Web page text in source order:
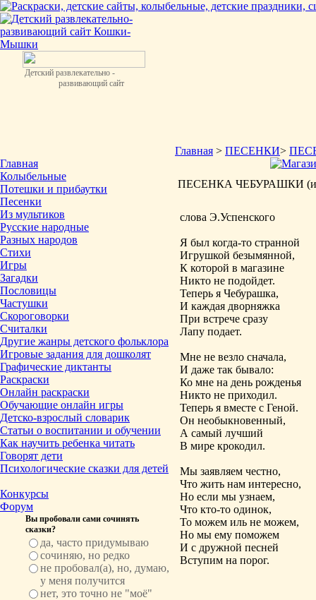
Детский развлекательно -
развивающий сайт
Главная
Колыбельные
Потешки и прибаутки
Песенки
Из мультиков
Русские народные
Разных народов
Стихи
Игры
Загадки
Пословицы
Частушки
Скороговорки
Считалки
Другие жанры детского фольклора
Игровые задания для дошколят
Графические диктанты
Раскраски
Онлайн раскраски
Обучающие онлайн игры
Детско-взрослый словарик
Статьи о воспитании и обучении
Как научить ребенка читать
Говорят дети
Психологические сказки для детей
Конкурсы
Форум
Вы пробовали сами сочинять
сказки?
да, часто придумываю
сочиняю, но редко
не пробовал(а), но, думаю,
у меня получится
нет, это точно не "моё"
Главная > ПЕСЕНКИ>
ПЕСЕНКА ЧЕБУРАШКИ (из
слова Э.Успенского
Я был когда-то странной
Игрушкой безымянной,
К которой в магазине
Никто не подойдет.
Теперь я Чебурашка,
И каждая дворняжка
При встрече сразу
Лапу подает.
Мне не везло сначала,
И даже так бывало:
Ко мне на день рожденья
Никто не приходил.
Теперь я вместе с Геной.
Он необыкновенный,
А самый лучший
В мире крокодил.
Мы заявляем честно,
Что жить нам интересно,
Но если мы узнаем,
Что кто-то одинок,
То можем иль не можем,
Но мы ему поможем
И с дружной песней
Вступим на порог.